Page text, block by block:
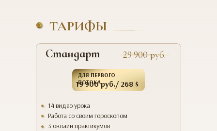
14 видео урока
Работа со своим гороскопом
3 онлайн практикумов
29 900 руб.
Стандарт
ТАРИФЫ
ДЛЯ ПЕРВОГО
ПОТОКА
19 900 руб./ 268 $